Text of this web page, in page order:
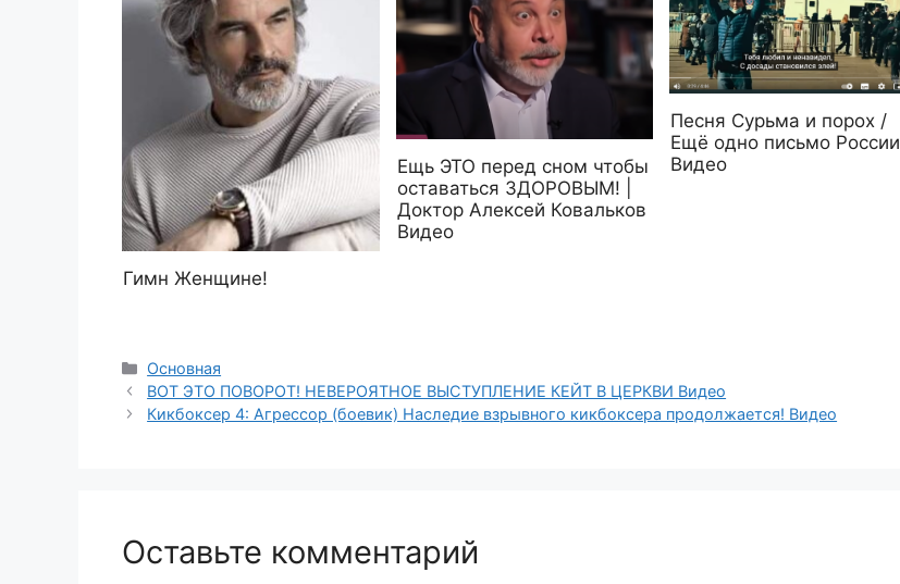
Гимн Женщине!
Ещь ЭТО перед сном чтобы
оставаться ЗДОРОВЫМ! |
Доктор Алексей Ковальков
Видео
Песня Сурьма и порох /
Ещё одно письмо России
Видео
Рубрики
Основная
ВОТ ЭТО ПОВОРОТ! НЕВЕРОЯТНОЕ ВЫСТУПЛЕНИЕ КЕЙТ В ЦЕРКВИ Видео
Кикбоксер 4: Агрессор (боевик) Наследие взрывного кикбоксера продолжается! Видео
Оставьте комментарий